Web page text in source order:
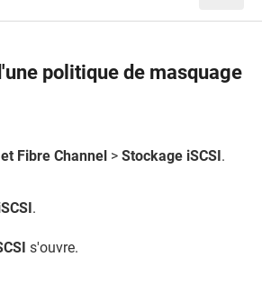
politique de masquage
Fibre Channel > Stockage iSCSI.
.
s'ouvre.